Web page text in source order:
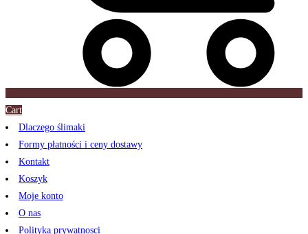
Cart
Dlaczego ślimaki
Formy płatności i ceny dostawy
Kontakt
Koszyk
Moje konto
O nas
Polityka prywatnosci